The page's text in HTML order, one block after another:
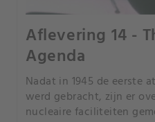
Aflevering 14 -
Agenda
Nadat in 1945 de eerste
werd gebracht, zijn er
nucleaire faciliteiten